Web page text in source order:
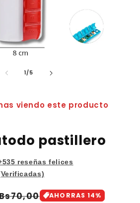
1/de
5
viendo este producto
pastillero
reseñas felices
AHORRAS 14%